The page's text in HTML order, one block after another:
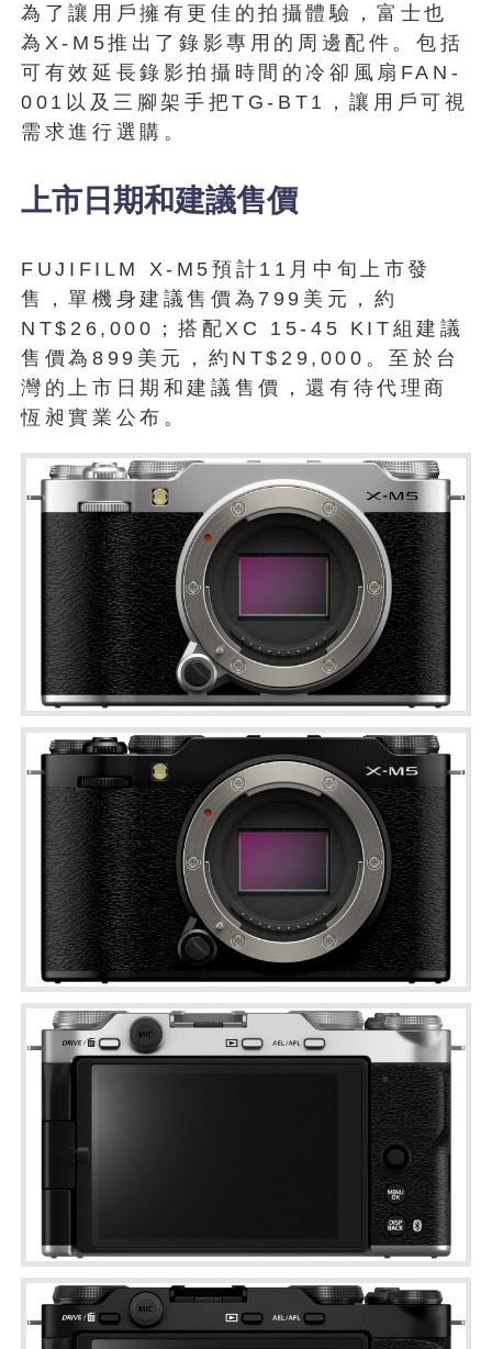
為了讓用戶擁有更佳的拍攝體驗，富士也
為X-M5推出了錄影專用的周邊配件。包括
可有效延長錄影拍攝時間的冷卻風扇FAN-
001以及三腳架手把TG-BT1，讓用戶可視
需求進行選購。
上市日期和建議售價
FUJIFILM X-M5預計11月中旬上市發
售，單機身建議售價為799美元，約
NT$26,000；搭配XC 15-45 KIT組建議
售價為899美元，約NT$29,000。至於台
灣的上市日期和建議售價，還有待代理商
恆昶實業公布。